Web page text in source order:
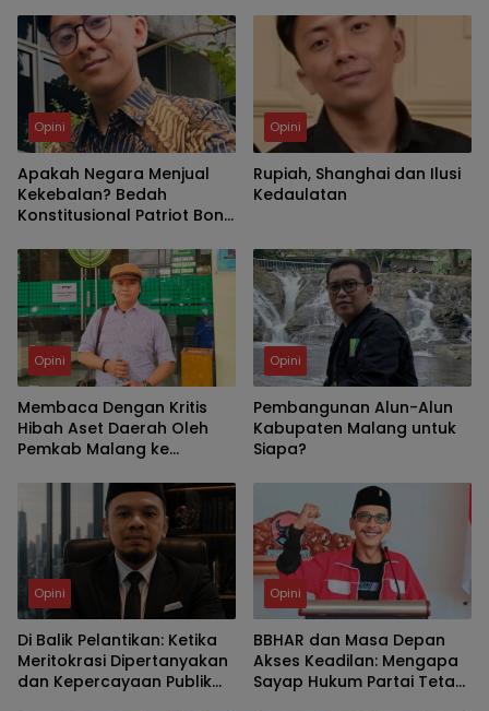
Opini
Apakah Negara Menjual
Kekebalan? Bedah
Konstitusional Patriot Bond
Opini
Rupiah, Shanghai dan Ilusi
Kedaulatan
Opini
Membaca Dengan Kritis
Hibah Aset Daerah Oleh
Pemkab Malang ke
Opini
Pembangunan Alun-Alun
Kabupaten Malang untuk
Siapa?
Opini
Di Balik Pelantikan: Ketika
Meritokrasi Dipertanyakan
dan Kepercayaan Publik
Opini
BBHAR dan Masa Depan
Akses Keadilan: Mengapa
Sayap Hukum Partai Tetap